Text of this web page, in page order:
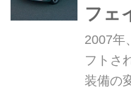
フェ
向け
いた
2007年
フトさ
装備の